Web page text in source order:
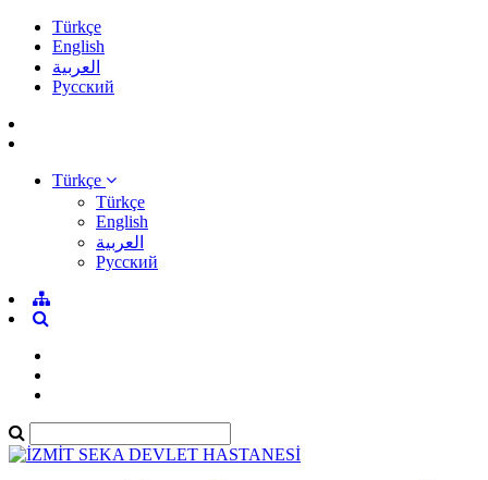
Türkçe
English
العربية
Pусский
Türkçe
Türkçe
English
العربية
Pусский